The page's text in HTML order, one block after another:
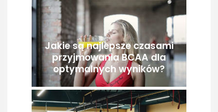
Jakie są najlepsze czasami
przyjmowania BCAA dla
optymalnych wyników?